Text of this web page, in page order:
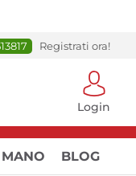
Registrati ora!
Login
BLOG